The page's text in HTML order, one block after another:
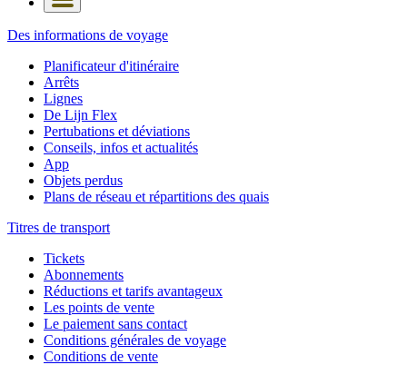
Des informations de voyage
Planificateur d'itinéraire
Arrêts
Lignes
De Lijn Flex
Pertubations et déviations
Conseils, infos et actualités
App
Objets perdus
Plans de réseau et répartitions des quais
Titres de transport
Tickets
Abonnements
Réductions et tarifs avantageux
Les points de vente
Le paiement sans contact
Conditions générales de voyage
Conditions de vente